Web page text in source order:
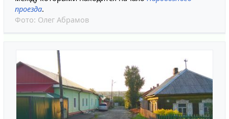
проезда.
Фото: Олег Абрамов